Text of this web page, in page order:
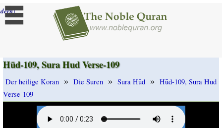
]
Hūd-109, Sura Hud Verse-109
Der heilige Koran » Die Suren » Sura Hūd » Hūd-109, Sura Hud
Verse-109